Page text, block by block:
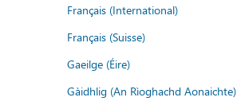
Français (International)
Français (Suisse)
Gaeilge (Éire)
Gàidhlig (An Rìoghachd Aonaichte)